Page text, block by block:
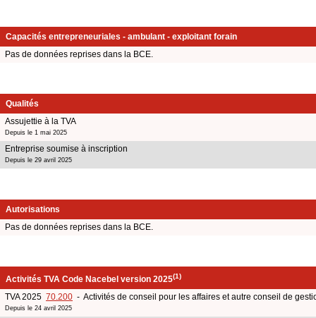
Capacités entrepreneuriales - ambulant - exploitant forain
Pas de données reprises dans la BCE.
Qualités
Assujettie à la TVA
Depuis le 1 mai 2025
Entreprise soumise à inscription
Depuis le 29 avril 2025
Autorisations
Pas de données reprises dans la BCE.
Activités TVA Code Nacebel version 2025(1)
TVA 2025 70.200 - Activités de conseil pour les affaires et autre conseil de
Depuis le 24 avril 2025